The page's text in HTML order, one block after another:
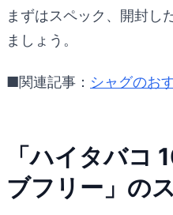
まずはスペック、開封し
ましょう。
■関連記事： シャグのお
「ハイタバコ
ブフリー」の